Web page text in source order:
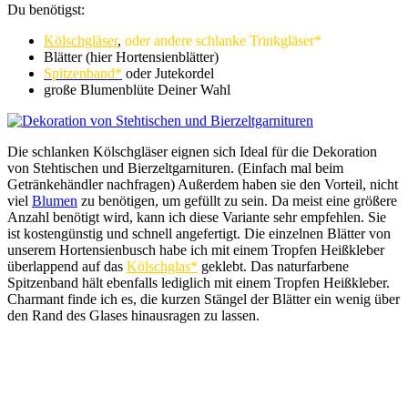
Du benötigst:
Kölschgläser, oder andere schlanke Trinkgläser*
Blätter (hier Hortensienblätter)
Spitzenband* oder Jutekordel
große Blumenblüte Deiner Wahl
Die schlanken Kölschgläser eignen sich Ideal für die Dekoration
von Stehtischen und Bierzeltgarnituren. (Einfach mal beim
Getränkehändler nachfragen) Außerdem haben sie den Vorteil, nicht
viel Blumen zu benötigen, um gefüllt zu sein. Da meist eine größere
Anzahl benötigt wird, kann ich diese Variante sehr empfehlen. Sie
ist kostengünstig und schnell angefertigt. Die einzelnen Blätter von
unserem Hortensienbusch habe ich mit einem Tropfen Heißkleber
überlappend auf das Kölschglas* geklebt. Das naturfarbene
Spitzenband hält ebenfalls lediglich mit einem Tropfen Heißkleber.
Charmant finde ich es, die kurzen Stängel der Blätter ein wenig über
den Rand des Glases hinausragen zu lassen.